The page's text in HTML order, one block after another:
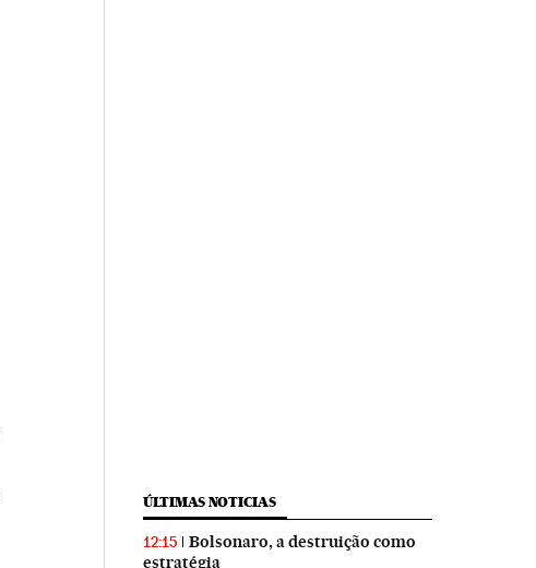
ÚLTIMAS NOTICIAS
12:15
Bolsonaro, a destruição como
estratégia